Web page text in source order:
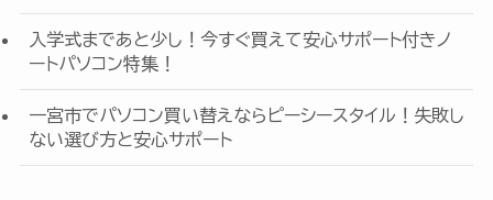
入学式まであと少し！今すぐ買えて安心サポート付きノ
ートパソコン特集！
一宮市でパソコン買い替えならピーシースタイル！失敗し
ない選び方と安心サポート